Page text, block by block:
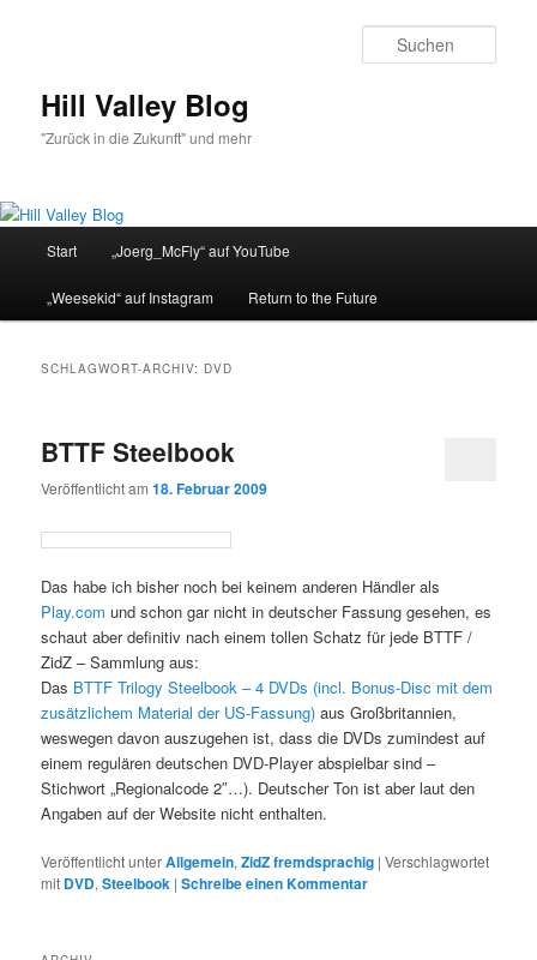
Hill Valley Blog
"Zurück in die Zukunft" und mehr
Start „Joerg_McFly“ auf YouTube
„Weesekid“ auf Instagram Return to the Future
SCHLAGWORT-ARCHIV: DVD
BTTF Steelbook
Veröffentlicht am18. Februar 2009
Das habe ich bisher noch bei keinem anderen Händler als
Play.com und schon gar nicht in deutscher Fassung gesehen, es
schaut aber definitiv nach einem tollen Schatz für jede BTTF /
ZidZ – Sammlung aus:
Das BTTF Trilogy Steelbook – 4 DVDs (incl. Bonus-Disc mit dem
zusätzlichem Material der US-Fassung) aus Großbritannien,
weswegen davon auszugehen ist, dass die DVDs zumindest auf
einem regulären deutschen DVD-Player abspielbar sind –
Stichwort „Regionalcode 2″…). Deutscher Ton ist aber laut den
Angaben auf der Website nicht enthalten.
Veröffentlicht unterAllgemein,ZidZ fremdsprachig |Verschlagwortet
mit DVD,Steelbook |Schreibe einen Kommentar